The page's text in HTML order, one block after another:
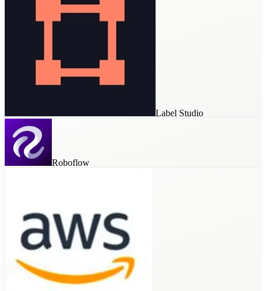
Label Studio
Roboflow